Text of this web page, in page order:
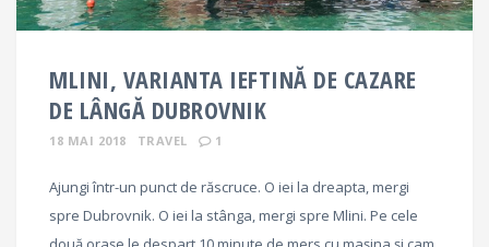
MLINI, VARIANTA IEFTINĂ DE CAZARE
DE LÂNGĂ DUBROVNIK
18 MAI 2018 TRAVEL 1
Ajungi într-un punct de răscruce. O iei la dreapta, mergi
spre Dubrovnik. O iei la stânga, mergi spre Mlini. Pe cele